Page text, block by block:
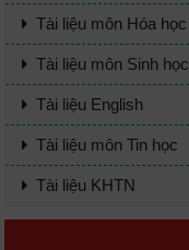
Tài liệu môn Hóa học
Tài liệu môn Sinh học
Tài liệu English
Tài liệu môn Tin học
Tài liệu KHTN